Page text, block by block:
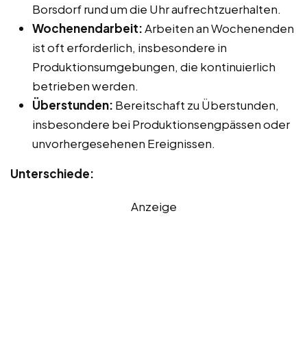
Borsdorf rund um die Uhr aufrechtzuerhalten.
Wochenendarbeit:Arbeiten an Wochenenden
ist oft erforderlich, insbesondere in
Produktionsumgebungen, die kontinuierlich
betrieben werden.
Überstunden: Bereitschaft zu Überstunden,
insbesondere bei Produktionsengpässen oder
unvorhergesehenen Ereignissen.
Unterschiede:
Anzeige